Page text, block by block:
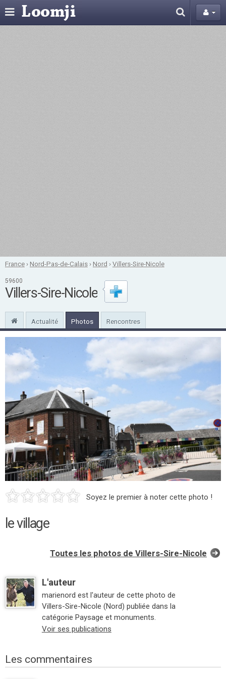
France ›Nord-Pas-de-Calais ›Nord ›Villers-Sire-Nicole
59600
Villers-Sire-Nicole
Actualité Photos Rencontres
Soyez le premier à noter cette photo !
le village
Toutes les photos de Villers-Sire-Nicole
L'auteur
marienord est l'auteur de cette photo de
Villers-Sire-Nicole (Nord) publiée dans la
catégorie Paysage et monuments.
Voir ses publications
Les commentaires